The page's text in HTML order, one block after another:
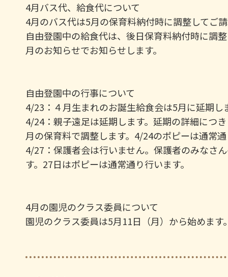
4月バス代、給食代について
4月のバス代は5月の保育料納付時に調整してご
自由登園中の給食代は、後日保育料納付時に調
月のお知らせでお知らせします。
自由登園中の行事について
4/23：４月生まれのお誕生給食会は5月に延期し
4/24：親子遠足は延期します。 延期の詳細につ
月の保育料で調整します。4/24のポピーは通常
4/27：保護者会は行いません。 保護者のみなさ
す。 27日はポピーは通常通り行います。
4月の園児のクラス委員について
園児のクラス委員は5月11日（月）から始めます